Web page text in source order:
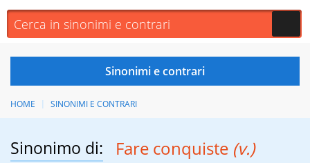
HOME SINONIMI E CONTRARI
Sinonimo di: Fare conquiste (v.)